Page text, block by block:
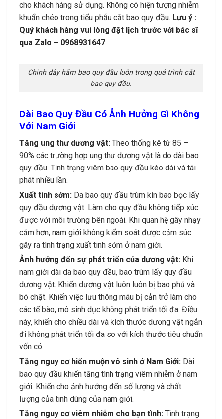
cho khách hàng sử dụng. Không có hiện tượng nhiễm
khuẩn chéo trong tiểu phẫu cắt bao quy đầu. Lưu ý :
Quý khách hàng vui lòng đặt lịch trước với bác sĩ
qua Zalo – 0968931647
Chỉnh dây hãm bao quy đầu luôn trong quá trình cắt
bao quy đầu.
Dài Bao Quy Đầu Có Ảnh Hưởng Gì Không
Với Nam Giới
Tăng ung thư dương vật: Theo thống kê từ 85 –
90% các trường hợp ung thư dương vật là do dài bao
quy đầu. Tình trạng viêm bao quy đầu kéo dài và tái
phát nhiều lần.
Xuất tinh sớm: Da bao quy đầu trùm kín bao bọc lấy
quy đầu dương vật. Làm cho quy đầu không tiếp xúc
được với môi trường bên ngoài. Khi quan hệ gây nhạy
cảm hơn, nam giới không kiểm soát được cảm súc
gây ra tình trạng xuất tinh sớm ở nam giới.
Ảnh hưởng đến sự phát triển của dương vật: Khi
nam giới dài da bao quy đầu, bao trùm lấy quy đầu
dương vật. Khiến dương vật luôn luôn bị bao phủ và
bó chặt. Khiến việc lưu thông máu bị cản trở làm cho
các tế bào, mô sinh dục không phát triển tối đa. Điều
này, khiến cho chiều dài và kích thước dương vật ngắn
đi không phát triển tối đa so với kích thước tiêu chuẩn
vốn có.
Tăng nguy cơ hiến muộn vô sinh ở Nam Giới: Dài
bao quy đầu khiến tăng tình trạng viêm nhiễm ở nam
giới. Khiến cho ảnh hưởng đến số lượng và chất
lượng của tinh dùng của nam giới.
Tăng nguy cơ viêm nhiễm cho bạn tình: Tình trạng